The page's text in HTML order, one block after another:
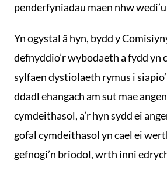
penderfyniadau maen nhw
Yn ogystal â hyn, bydd y
defnyddio’r wybodaeth a fydd yn
sylfaen dystiolaeth rymus i
ddadl ehangach am sut mae
cymdeithasol, a’r hyn sydd ei
gofal cymdeithasol yn cael ei
gefnogi’n briodol, wrth inni